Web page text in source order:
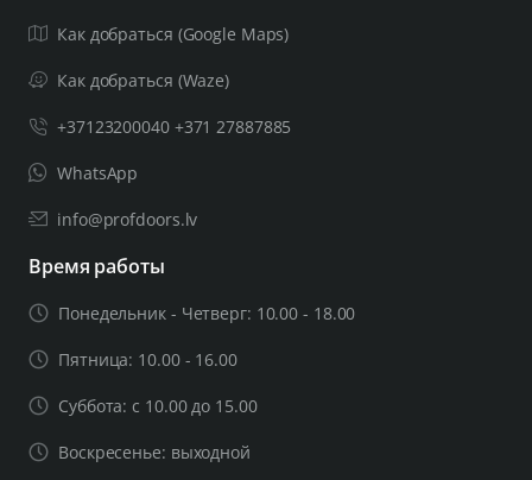
Как добраться (Google Maps)
Как добраться (Waze)
+37123200040 +371 27887885
WhatsApp
info@profdoors.lv
Время работы
Понедельник - Четверг: 10.00 - 18.00
Пятница: 10.00 - 16.00
Суббота: с 10.00 до 15.00
Воскресенье: выходной